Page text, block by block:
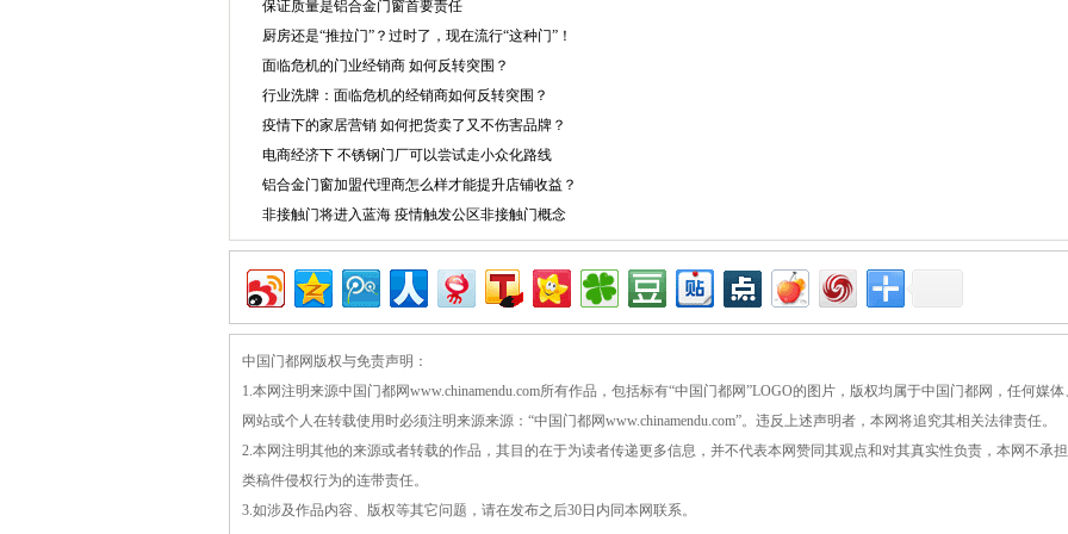
保证质量是铝合金门窗首要责任
厨房还是“推拉门”？过时了，现在流行“这种门”！
面临危机的门业经销商 如何反转突围？
行业洗牌：面临危机的经销商如何反转突围？
疫情下的家居营销 如何把货卖了又不伤害品牌？
电商经济下 不锈钢门厂可以尝试走小众化路线
铝合金门窗加盟代理商怎么样才能提升店铺收益？
非接触门将进入蓝海 疫情触发公区非接触门概念
中国门都网版权与免责声明：
1.本网注明来源中国门都网www.chinamendu.com所有作品，包括标有“中国门都网”LOGO的图片，版权均属于中国门都网，任何媒体
网站或个人在转载使用时必须注明来源来源：“中国门都网www.chinamendu.com”。违反上述声明者，本网将追究其相关法律责任。
2.本网注明其他的来源或者转载的作品，其目的在于为读者传递更多信息，并不代表本网赞同其观点和对其真实性负责，本网不承
类稿件侵权行为的连带责任。
3.如涉及作品内容、版权等其它问题，请在发布之后30日内同本网联系。